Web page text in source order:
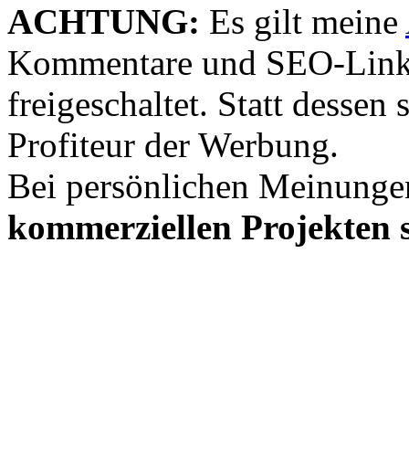
ACHTUNG: Es gilt meine
Kommentare und SEO-
freigeschaltet. Statt dessen
Profiteur der Werbung.
Bei persönlichen
kommerziellen Projekten